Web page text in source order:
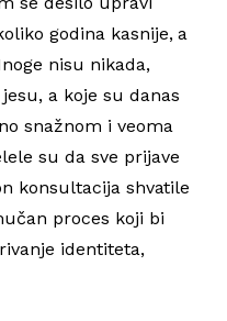
godina kasnije, a
nisu nikada,
a koje su danas
snažnom i veoma
su da sve prijave
konsultacija shvatile
proces koji bi
identiteta,